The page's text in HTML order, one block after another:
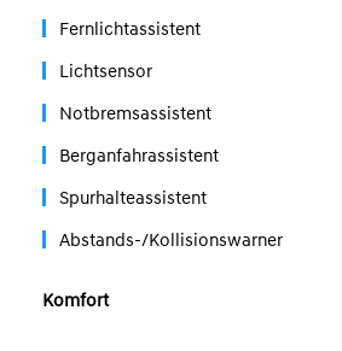
Fernlichtassistent
Lichtsensor
Notbremsassistent
Berganfahrassistent
Spurhalteassistent
Abstands-/Kollisionswarner
Komfort